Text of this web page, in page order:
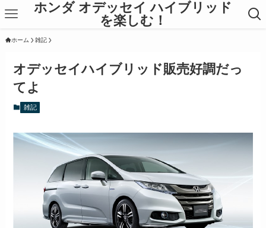
ホンダ オデッセイ ハイブリッド
を楽しむ！
ホーム 雑記
オデッセイハイブリッド販売好調だっ
てよ
雑記